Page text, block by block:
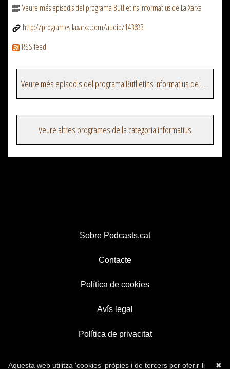
Veure més episodis del programa Butlletins informatius de La Xarxa
http://programes.laxarxa.com/audio/143683
RSS feed
Veure més episodis del programa Butlletins informatius de La Xarxa
Veure altres programes de la categoria informatius
Sobre Podcasts.cat
Contacte
Política de cookies
Avís legal
Política de privacitat
✖
Aquesta web utilitza 'cookies' pròpies i de tercers per oferir-li